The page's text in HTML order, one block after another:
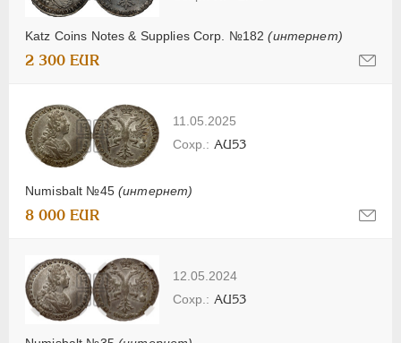
Katz Coins Notes & Supplies Corp. №182(интернет)
2 300 EUR
11.05.2025
Numisbalt №45 (интернет)
AU53
8 000 EUR
12.05.2024
AU53